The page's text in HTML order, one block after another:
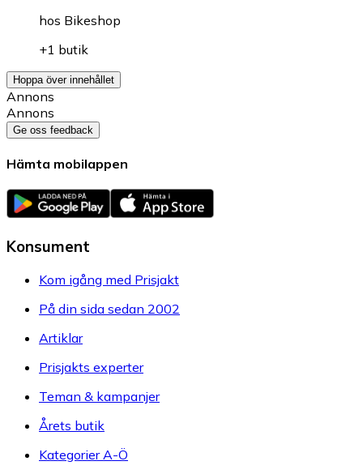
hos Bikeshop
+1 butik
Hoppa över innehållet
Annons
Annons
Ge oss feedback
Hämta mobilappen
Konsument
Kom igång med Prisjakt
På din sida sedan 2002
Artiklar
Prisjakts experter
Teman & kampanjer
Årets butik
Kategorier A-Ö